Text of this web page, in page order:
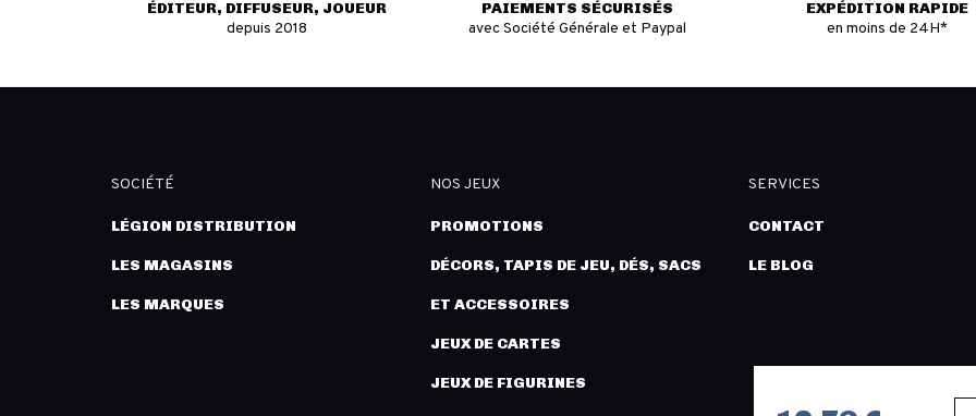
ÉDITEUR, DIFFUSEUR, JOUEUR
depuis 2018
PAIEMENTS SÉCURISÉS
avec Société Générale et Paypal
EXPÉDITION RAPIDE
en moins de 24H*
SOCIÉTÉ
LÉGION DISTRIBUTION
LES MAGASINS
LES MARQUES
NOS JEUX
PROMOTIONS
DÉCORS, TAPIS DE JEU, DÉS, SACS
ET ACCESSOIRES
JEUX DE CARTES
JEUX DE FIGURINES
SERVICES
CONTACT
LE BLOG